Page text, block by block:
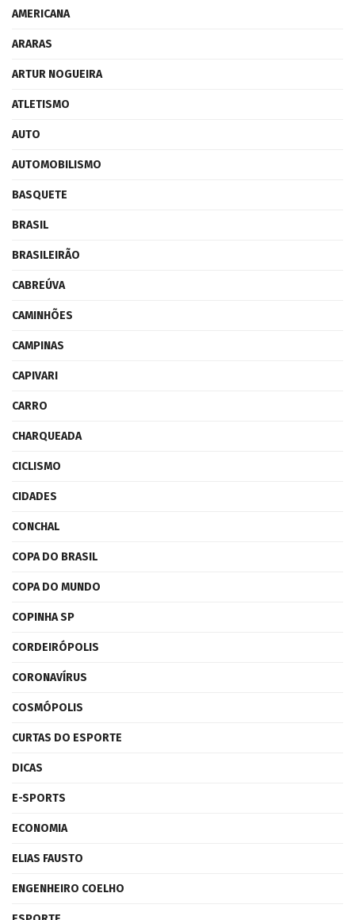
AMERICANA
ARARAS
ARTUR NOGUEIRA
ATLETISMO
AUTO
AUTOMOBILISMO
BASQUETE
BRASIL
BRASILEIRÃO
CABREÚVA
CAMINHÕES
CAMPINAS
CAPIVARI
CARRO
CHARQUEADA
CICLISMO
CIDADES
CONCHAL
COPA DO BRASIL
COPA DO MUNDO
COPINHA SP
CORDEIRÓPOLIS
CORONAVÍRUS
COSMÓPOLIS
CURTAS DO ESPORTE
DICAS
E-SPORTS
ECONOMIA
ELIAS FAUSTO
ENGENHEIRO COELHO